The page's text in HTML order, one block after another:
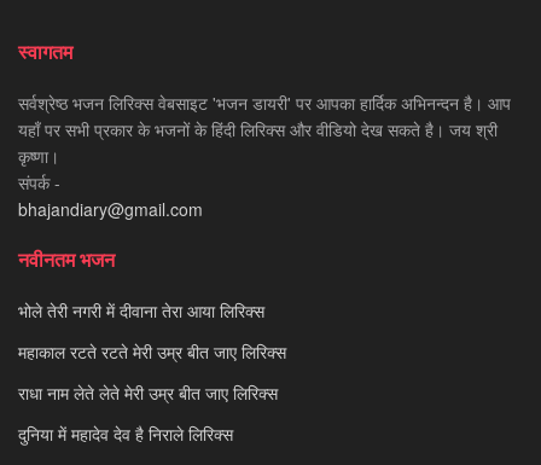
स्वागतम
सर्वश्रेष्ठ भजन लिरिक्स वेबसाइट 'भजन डायरी' पर आपका हार्दिक अभिनन्दन है। आप
यहाँ पर सभी प्रकार के भजनों के हिंदी लिरिक्स और वीडियो देख सकते है। जय श्री
कृष्णा।
संपर्क -
bhajandiary@gmail.com
नवीनतम भजन
भोले तेरी नगरी में दीवाना तेरा आया लिरिक्स
महाकाल रटते रटते मेरी उम्र बीत जाए लिरिक्स
राधा नाम लेते लेते मेरी उम्र बीत जाए लिरिक्स
दुनिया में महादेव देव है निराले लिरिक्स